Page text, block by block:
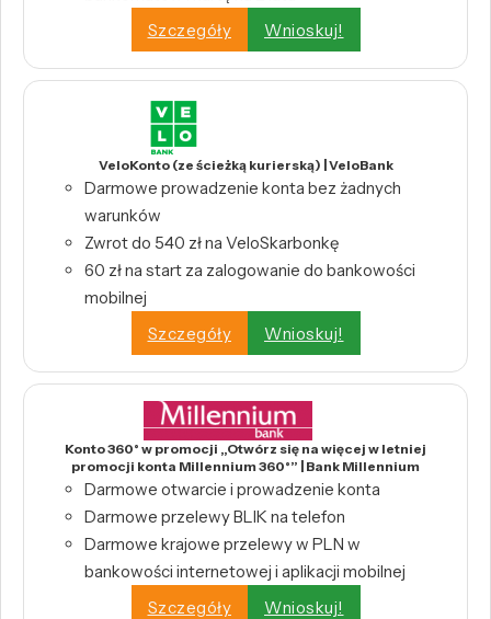
Szczegóły
Wnioskuj!
VeloKonto (ze ścieżką kurierską) | VeloBank
Darmowe prowadzenie konta bez żadnych
warunków
Zwrot do 540 zł na VeloSkarbonkę
60 zł na start za zalogowanie do bankowości
mobilnej
Szczegóły
Wnioskuj!
Konto 360° w promocji „Otwórz się na więcej w letniej
promocji konta Millennium 360°” | Bank Millennium
Darmowe otwarcie i prowadzenie konta
Darmowe przelewy BLIK na telefon
Darmowe krajowe przelewy w PLN w
bankowości internetowej i aplikacji mobilnej
Szczegóły
Wnioskuj!